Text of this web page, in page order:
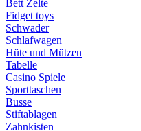
Bett Zelte
Fidget toys
Schwader
Schlafwagen
Hüte und Mützen
Tabelle
Casino Spiele
Sporttaschen
Busse
Stiftablagen
Zahnkisten